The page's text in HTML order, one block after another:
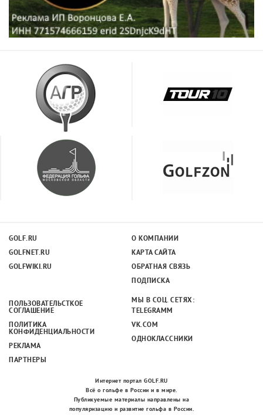
GOLF.RU
GOLFNET.RU
GOLFWIKI.RU
О КОМПАНИИ
КАРТА САЙТА
ОБРАТНАЯ СВЯЗЬ
ПОДПИСКА
ПОЛЬЗОВАТЕЛЬСТКОЕ
СОГЛАШЕНИЕ
ПОЛИТИКА
КОНФИДЕНЦИАЛЬНОСТИ
РЕКЛАМА
ПАРТНЕРЫ
МЫ В СОЦ. СЕТЯХ:
TELEGRAMM
VK.COM
ОДНОКЛАССНИКИ
Интернет портал GOLF.RU
Всё о гольфе в России и в мире.
Публикуемые материалы направлены на
популяризацию и развитие гольфа в России.